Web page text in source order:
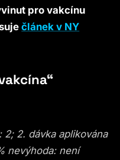
pro vakcínu
článek v NY
2; 2. dávka aplikována
nevýhoda: není